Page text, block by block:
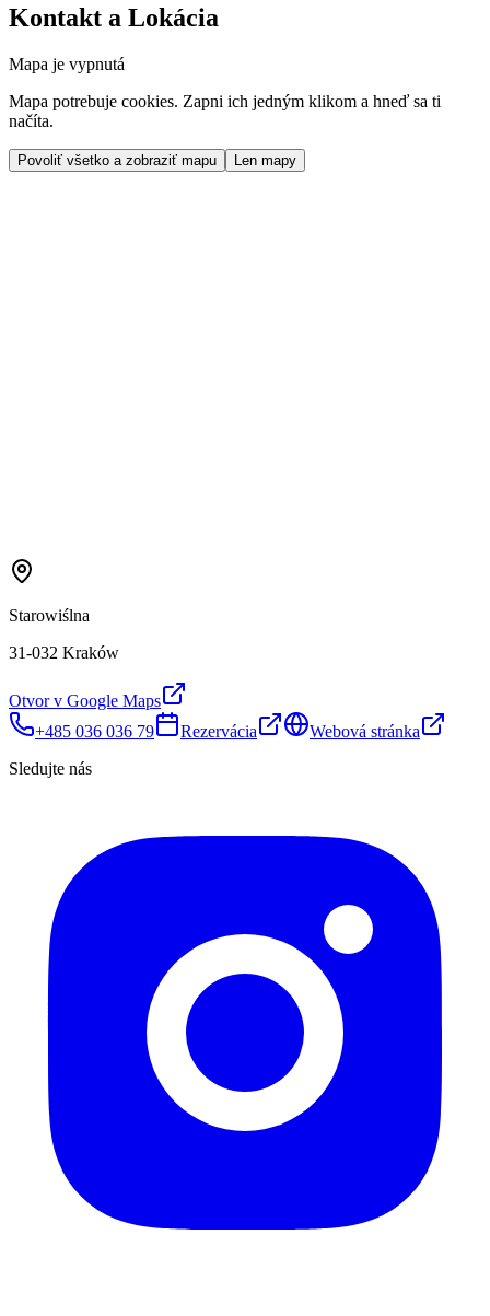
Kontakt a Lokácia
Mapa je vypnutá
Mapa potrebuje cookies. Zapni ich jedným klikom a hneď sa ti
načíta.
Povoliť všetko a zobraziť mapu Len mapy
Starowiślna
31-032 Kraków
Otvor v Google Maps
+485 036 036 79
Rezervácia
Webová stránka
Sledujte nás